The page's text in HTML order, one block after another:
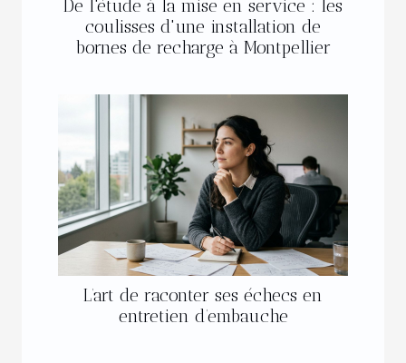
De l'étude à la mise en service : les
coulisses d'une installation de
bornes de recharge à Montpellier
L’art de raconter ses échecs en
entretien d’embauche